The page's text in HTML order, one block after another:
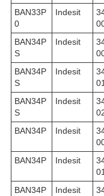
BAN33P
0
Indesit
BAN34P
S
Indesit
BAN34P
S
Indesit
BAN34P
S
Indesit
BAN34P
Indesit
BAN34P
Indesit
BAN34P
Indesit